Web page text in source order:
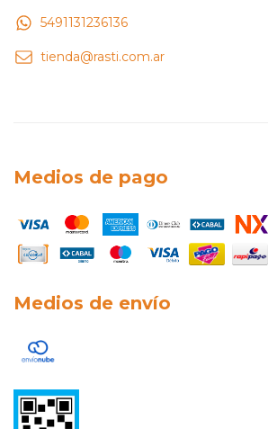
5491131236136
tienda@rasti.com.ar
Medios de pago
Medios de envío